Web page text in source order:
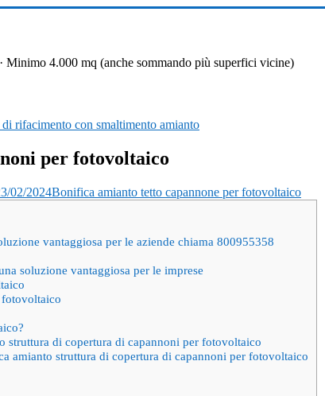
4.000 mq (anche sommando più superfici vicine)
rifacimento con smaltimento amianto
per fotovoltaico
02/2024Bonifica amianto tetto capannone per fotovoltaico
vantaggiosa per le aziende chiama 800955358
soluzione vantaggiosa per le imprese
struttura di copertura di capannoni per fotovoltaico
amianto struttura di copertura di capannoni per fotovoltaico